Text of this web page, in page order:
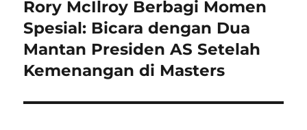
Next
post:
Rory McIlroy Berbagi Momen
Spesial: Bicara dengan Dua
Mantan Presiden AS Setelah
Kemenangan di Masters